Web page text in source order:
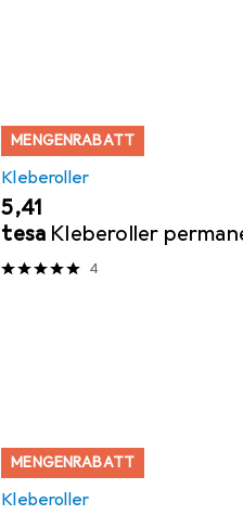
MENGENRABATT
Kleberoller
EUR
5,41
tesa Kleberoller
4
MENGENRABATT
Kleberoller